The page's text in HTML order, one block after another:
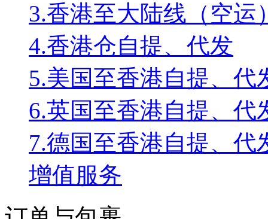
3.香港至大陆线（空运
4.香港仓自提、代发
5.美国至香港自提、代
6.英国至香港自提、代
7.德国至香港自提、代
增值服务